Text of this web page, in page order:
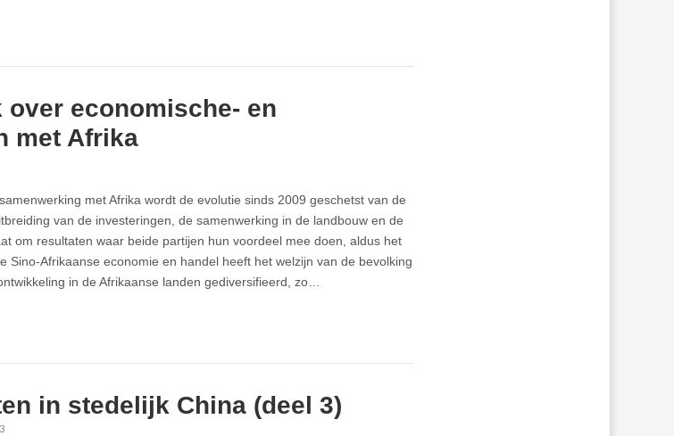
over economische- en
met Afrika
met Afrika wordt de evolutie sinds 2009 geschetst van de
van de investeringen, de samenwerking in de landbouw en de
om resultaten waar beide partijen hun voordeel mee doen, aldus het
Sino-Afrikaanse economie en handel heeft het welzijn van de bevolking
in de Afrikaanse landen gediversifieerd, zo…
in stedelijk China (deel 3)